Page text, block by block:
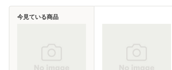
今見ている商品